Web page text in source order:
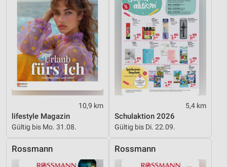
10,9 km
lifestyle Magazin
Gültig bis Mo. 31.08.
5,4 km
Schulaktion 2026
Gültig bis Di. 22.09.
Rossmann Rossmann
Werbung